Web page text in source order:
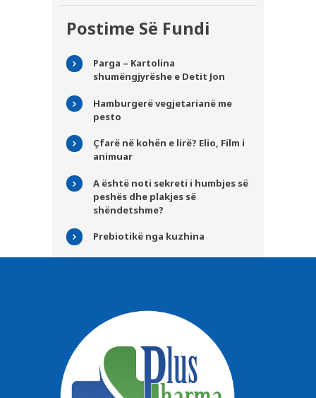
Postime Së Fundi
Parga – Kartolina
shumëngjyrëshe e Detit Jon
Hamburgerë vegjetarianë me
pesto
Çfarë në kohën e lirë? Elio, Film i
animuar
A është noti sekreti i humbjes së
peshës dhe plakjes së
shëndetshme?
Prebiotikë nga kuzhina